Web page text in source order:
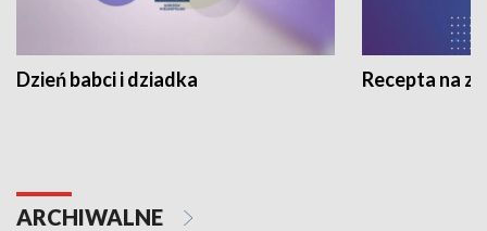
Dzień babci i dziadka Recepta na
ARCHIWALNE